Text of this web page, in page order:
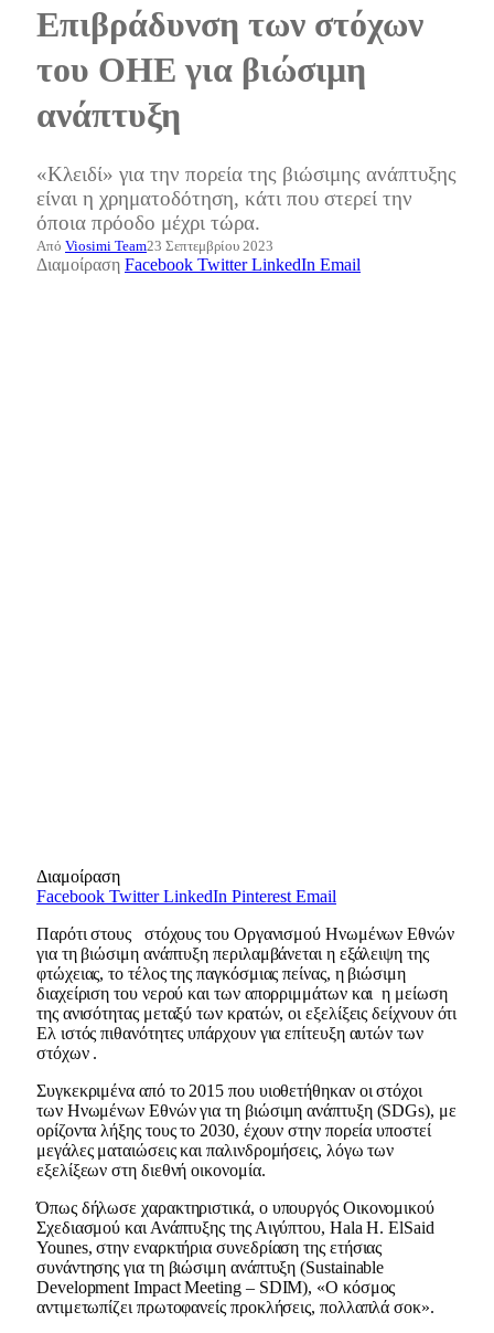
Επιβράδυνση των στόχων
του ΟΗΕ για βιώσιμη
ανάπτυξη
«Κλειδί» για την πορεία της βιώσιμης ανάπτυξης
είναι η χρηματοδότηση, κάτι που στερεί την
όποια πρόοδο μέχρι τώρα.
Από Viosimi Team23 Σεπτεμβρίου 2023
Διαμοίραση Facebook Twitter LinkedIn Email
Διαμοίραση
Facebook Twitter LinkedIn Pinterest Email
Παρότι στους στόχους του Οργανισμού Ηνωμένων Εθνών
για τη βιώσιμη ανάπτυξη περιλαμβάνεται η εξάλειψη της
φτώχειας, το τέλος της παγκόσμιας πείνας, η βιώσιμη
διαχείριση του νερού και των απορριμμάτων και η μείωση
της ανισότητας μεταξύ των κρατών, οι εξελίξεις δείχνουν ότι
Ελ ιστός πιθανότητες υπάρχουν για επίτευξη αυτών των
στόχων .
Συγκεκριμένα από το 2015 που υιοθετήθηκαν οι στόχοι
των Ηνωμένων Εθνών για τη βιώσιμη ανάπτυξη (SDGs), με
ορίζοντα λήξης τους το 2030, έχουν στην πορεία υποστεί
μεγάλες ματαιώσεις και παλινδρομήσεις, λόγω των
εξελίξεων στη διεθνή οικονομία.
Όπως δήλωσε χαρακτηριστικά, ο υπουργός Οικονομικού
Σχεδιασμού και Ανάπτυξης της Αιγύπτου, Hala H. ElSaid
Younes, στην εναρκτήρια συνεδρίαση της ετήσιας
συνάντησης για τη βιώσιμη ανάπτυξη (Sustainable
Development Impact Meeting – SDIM), «Ο κόσμος
αντιμετωπίζει πρωτοφανείς προκλήσεις, πολλαπλά σοκ».